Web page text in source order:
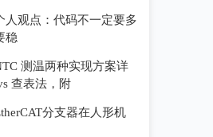
人观点：代码不一定要多
稳
测温两种实现方案详
查表法，附
分支器在人形机